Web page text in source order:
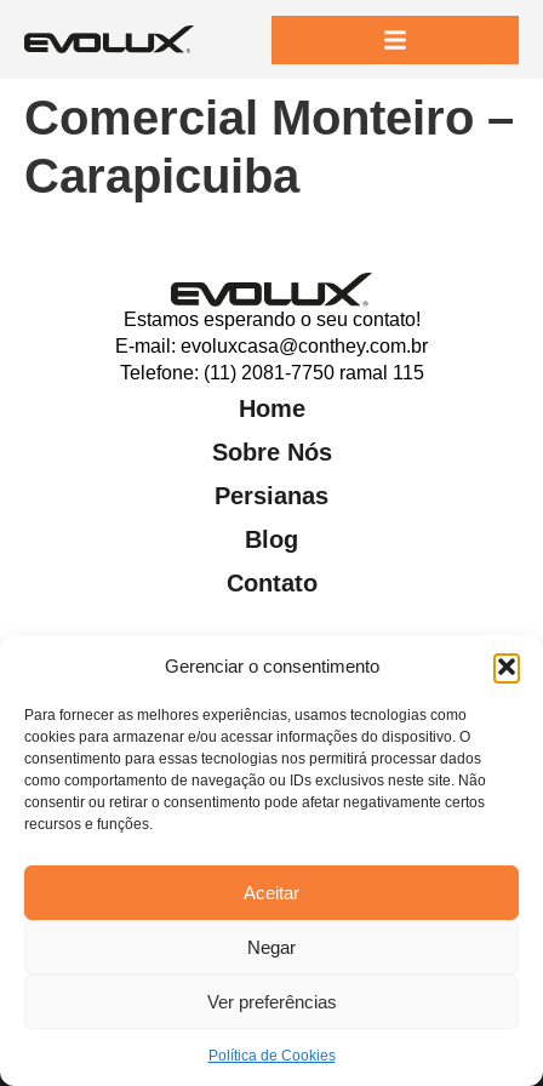
Gerenciar o consentimento
Para fornecer as melhores experiências, usamos tecnologias como
cookies para armazenar e/ou acessar informações do dispositivo. O
consentimento para essas tecnologias nos permitirá processar dados
como comportamento de navegação ou IDs exclusivos neste site. Não
consentir ou retirar o consentimento pode afetar negativamente certos
recursos e funções.
Aceitar
Negar
Ver preferências
Política de Cookies
Comercial Monteiro –
Carapicuiba
Estamos esperando o seu contato!
E-mail: evoluxcasa@conthey.com.br
Telefone: (11) 2081-7750 ramal 115
Home
Sobre Nós
Persianas
Blog
Contato
Todos os direitos reservados. Anfi Lab Marketing
Estamos usando cookies para oferecer a você a melhor
configurações.